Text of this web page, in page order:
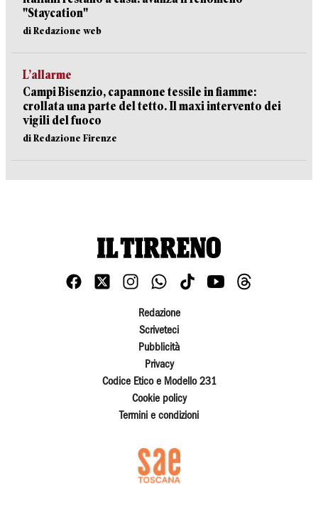
"Staycation"
di Redazione web
L’allarme
Campi Bisenzio, capannone tessile in fiamme:
crollata una parte del tetto. Il maxi intervento dei
vigili del fuoco
di Redazione Firenze
Redazione
Scriveteci
Pubblicità
Privacy
Codice Etico e Modello 231
Cookie policy
Termini e condizioni